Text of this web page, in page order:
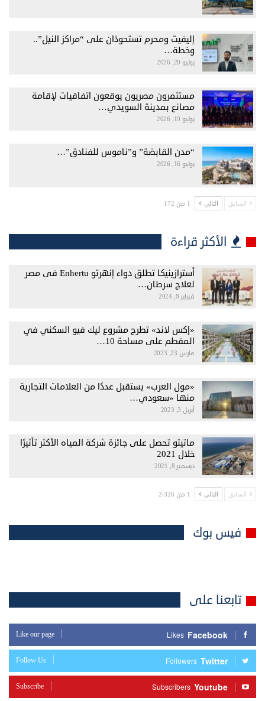
إليفيت ومحرم تستحوذان على “مراكز النيل”..
وخطة…
يوليو 20, 2026
مستثمرون مصريون يوقعون اتفاقيات لإقامة
مصانع بمدينة السويدي…
يوليو 19, 2026
“مدن القابضة” و”ناموس للفنادق”…
يوليو 16, 2026
السابق التالي 1 من 172
الأكثر قراءة
أسترازينيكا تطلق دواء إنهرتو Enhertu فى مصر
لعلاج سرطان…
فبراير 8, 2024
«إكس لاند» تطرح مشروع ليك فيو السكني في
المقطم على مساحة 10…
مارس 23, 2023
«مول العرب» يستقبل عددًا من العلامات التجارية
منها «سعودي…
أبريل 3, 2023
ماتيتو تحصل على جائزة شركة المياه الأكثر تأثيرًا
خلال 2021
ديسمبر 8, 2021
السابق التالي 1 من 2٬326
فيس بوك
تابعنا على
Facebook
Likes
Like our page
Twitter
Followers
Follow Us
Youtube
Subscribers
Subscribe